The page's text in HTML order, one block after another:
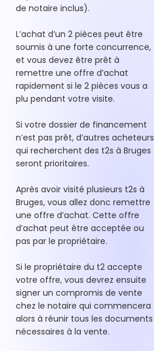
de notaire inclus).
L’achat d’un 2 pièces peut être
soumis à une forte concurrence,
et vous devez être prêt à
remettre une offre d’achat
rapidement si le 2 pièces vous a
plu pendant votre visite.
Si votre dossier de financement
n’est pas prêt, d’autres acheteurs
qui recherchent des t2s à Bruges
seront prioritaires.
Après avoir visité plusieurs t2s à
Bruges, vous allez donc remettre
une offre d’achat. Cette offre
d’achat peut être acceptée ou
pas par le propriétaire.
Si le propriétaire du t2 accepte
votre offre, vous devrez ensuite
signer un compromis de vente
chez le notaire qui commencera
alors à réunir tous les documents
nécessaires à la vente.